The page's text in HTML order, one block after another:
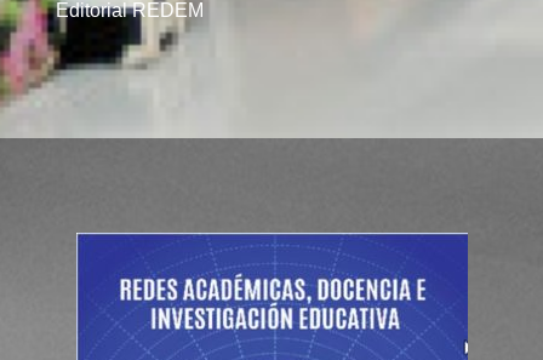
Editorial REDEM